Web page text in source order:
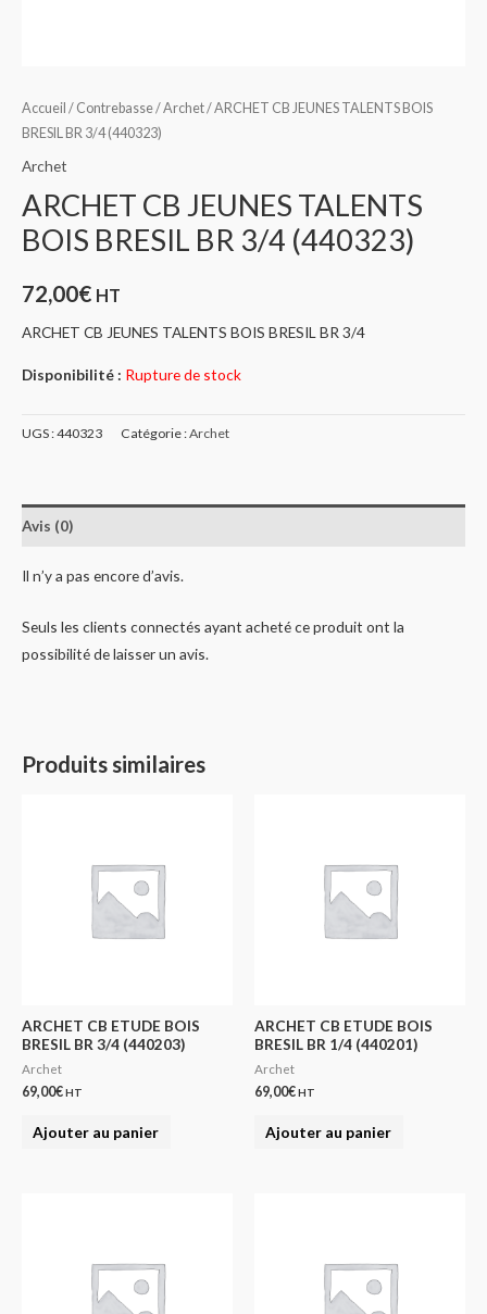
Accueil / Contrebasse/Archet/ ARCHET CB JEUNES TALENTS BOIS
BRESIL BR 3/4 (440323)
Archet
ARCHET CB JEUNES TALENTS
BOIS BRESIL BR 3/4 (440323)
72,00€ HT
ARCHET CB JEUNES TALENTS BOIS BRESIL BR 3/4
Disponibilité : Rupture de stock
UGS :440323 Catégorie :Archet
Avis (0)
Il n’y a pas encore d’avis.
Seuls les clients connectés ayant acheté ce produit ont la
possibilité de laisser un avis.
Produits similaires
ARCHET CB ETUDE BOIS
BRESIL BR 3/4 (440203)
Archet
69,00€HT
Ajouter au panier
ARCHET CB ETUDE BOIS
BRESIL BR 1/4 (440201)
Archet
69,00€HT
Ajouter au panier